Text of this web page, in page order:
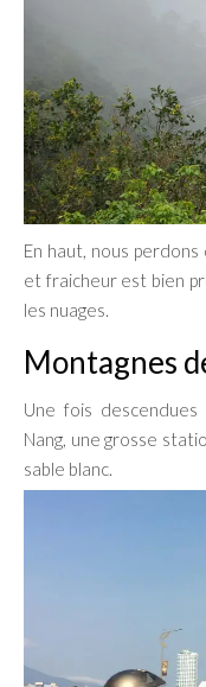
En haut, nous
et fraicheur est bien
les nuages.
Montagnes
Une fois
Nang, une grosse
sable blanc.